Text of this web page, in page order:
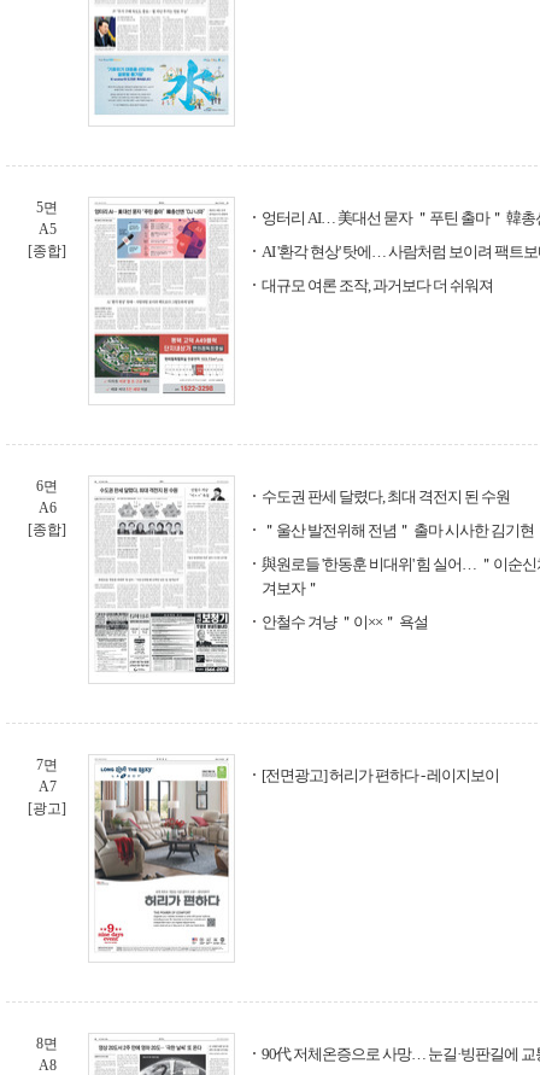
5면
A5
[종합]
엉터리 AI… 美대선 묻자 ＂푸틴 출마＂ 韓총
AI '환각 현상' 탓에… 사람처럼 보이려 팩트
대규모 여론 조작, 과거보다 더 쉬워져
6면
A6
[종합]
수도권 판세 달렸다, 최대 격전지 된 수원
＂울산 발전위해 전념＂ 출마 시사한 김기현
與원로들 '한동훈 비대위' 힘 실어… ＂이순신
겨보자＂
안철수 겨냥 ＂이××＂ 욕설
7면
A7
[광고]
[전면광고] 허리가 편하다 - 레이지보이
8면
A8
90代 저체온증으로 사망… 눈길·빙판길에 교